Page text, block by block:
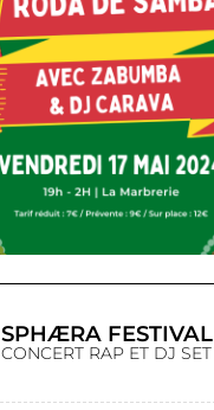
SPHÆRA FESTIVAL
CONCERT RAP ET DJ SET